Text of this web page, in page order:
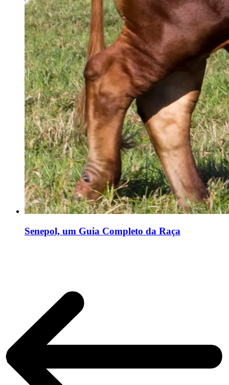
Senepol, um Guia Completo da Raça